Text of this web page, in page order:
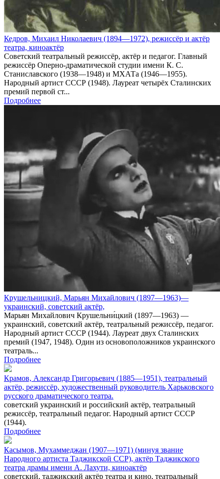
Кедров, Михаил Николаевич (1894—1972), режиссёр и актёр
театра, киноактёр
Советский театральный режиссёр, актёр и педагог. Главный
режиссёр Оперно-драматической студии имени К. С.
Станиславского (1938—1948) и МХАТа (1946—1955).
Народный артист СССР (1948). Лауреат четырёх Сталинских
премий первой ст...
Подробнее
Крушельницкий, Марьян Михайлович (1897—1963)—
украинский, советский актёр,
Марьян Михайлович Крушельни́цкий (1897—1963) —
украинский, советский актёр, театральный режиссёр, педагог.
Народный артист СССР (1944). Лауреат двух Сталинских
премий (1947, 1948). Один из основоположников украинского
театраль...
Подробнее
Крамов, Александр Григорьевич (1885—1951), театральный
актёр, режиссёр, художественный руководитель Харьковского
русского драматического театра.
советский украинский и российский актёр, театральный
режиссёр, театральный педагог. Народный артист СССР
(1944).
Подробнее
Касымов, Мухаммеджан (1907—1971) (минуя звание
Народного артиста Таджикской ССР), актёр Таджикского
театра драмы имени А. Лахути, киноактёр
советский, таджикский актёр театра и кино, театральный